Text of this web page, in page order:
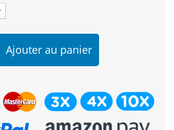
Ajouter au panier